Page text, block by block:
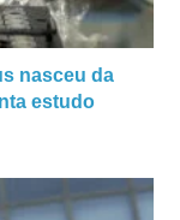
nasceu da
estudo